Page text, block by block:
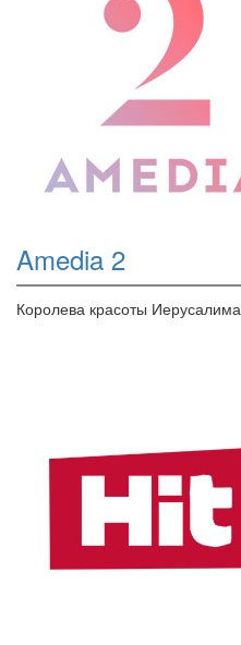
Amedia 2
Королева красоты